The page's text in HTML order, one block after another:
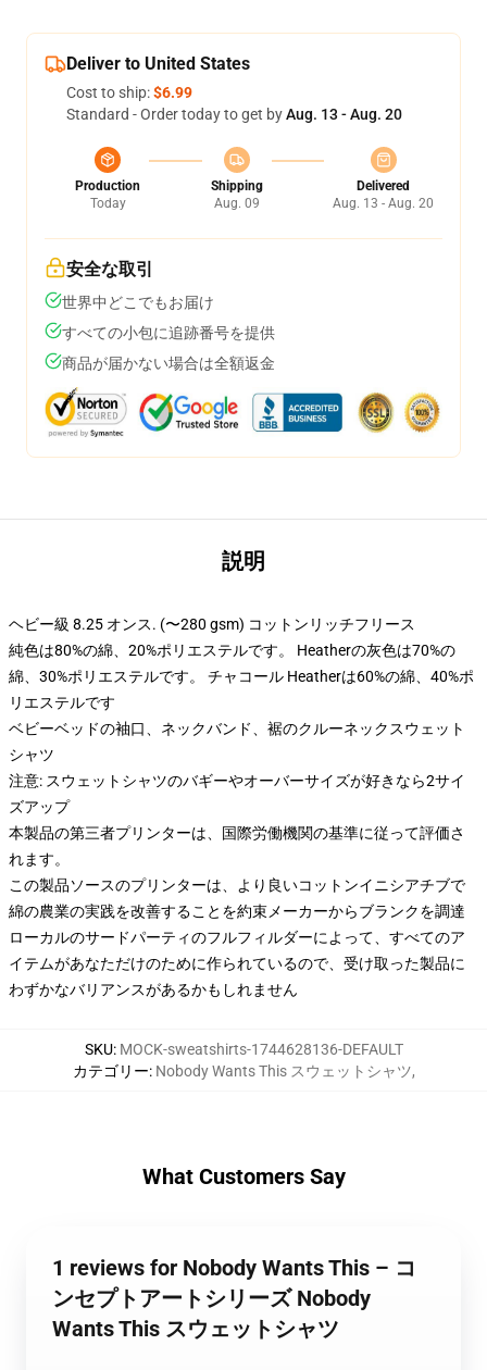
Deliver to United States
Cost to ship:$6.99
Standard - Order today to get byAug. 13 - Aug. 20
Production
Today
Shipping
Aug. 09
Delivered
Aug. 13 - Aug. 20
安全な取引
世界中どこでもお届け
すべての小包に追跡番号を提供
商品が届かない場合は全額返金
説明
ヘビー級 8.25 オンス. (〜280 gsm) コットンリッチフリース
純色は80%の綿、20%ポリエステルです。 Heatherの灰色は70%の
綿、30%ポリエステルです。 チャコール Heatherは60%の綿、40%ポ
リエステルです
ベビーベッドの袖口、ネックバンド、裾のクルーネックスウェット
シャツ
注意: スウェットシャツのバギーやオーバーサイズが好きなら2サイ
ズアップ
本製品の第三者プリンターは、国際労働機関の基準に従って評価さ
れます。
この製品ソースのプリンターは、より良いコットンイニシアチブで
綿の農業の実践を改善することを約束メーカーからブランクを調達
ローカルのサードパーティのフルフィルダーによって、すべてのア
イテムがあなただけのために作られているので、受け取った製品に
わずかなバリアンスがあるかもしれません
SKU: MOCK-sweatshirts-1744628136-DEFAULT
カテゴリー: Nobody Wants This スウェットシャツ,
What Customers Say
1 reviews for Nobody Wants This – コ
ンセプトアートシリーズ Nobody
Wants This スウェットシャツ